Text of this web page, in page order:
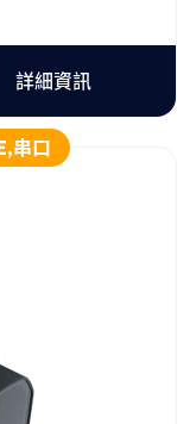
詳細資訊
串口